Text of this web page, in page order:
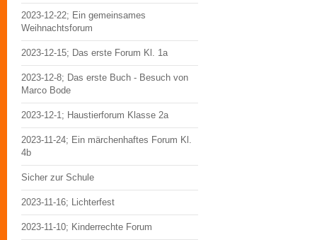
2023-12-22; Ein gemeinsames
Weihnachtsforum
2023-12-15; Das erste Forum Kl. 1a
2023-12-8; Das erste Buch - Besuch von
Marco Bode
2023-12-1; Haustierforum Klasse 2a
2023-11-24; Ein märchenhaftes Forum Kl.
4b
Sicher zur Schule
2023-11-16; Lichterfest
2023-11-10; Kinderrechte Forum